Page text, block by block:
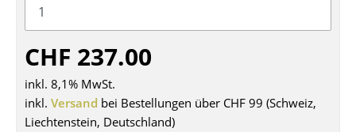
Beistelltische
Couchtische
Schreibtische
Sekretäre & PC-Tische
CHF 237.00
inkl. 8,1% MwSt.
inkl. Versand bei Bestellungen über CHF 99 (Schweiz,
Liechtenstein, Deutschland)